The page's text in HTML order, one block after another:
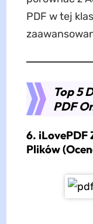
PDF w tej
Top 5
PDF
6. iLovePDF
Plików